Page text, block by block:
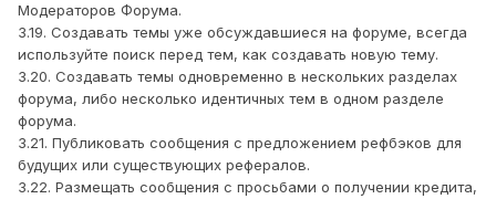
Модераторов Форума.
3.19. Создавать темы уже обсуждавшиеся на форуме, всегда
используйте поиск перед тем, как создавать новую тему.
3.20. Создавать темы одновременно в нескольких разделах
форума, либо несколько идентичных тем в одном разделе
форума.
3.21. Публиковать сообщения с предложением рефбэков для
будущих или существующих рефералов.
3.22. Размещать сообщения с просьбами о получении кредита,